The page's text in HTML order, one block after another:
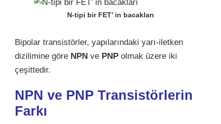
N-tipi bir FET’ in bacakları
Bipolar transistörler, yapılarındaki yarı-iletken
dizilimine göre NPN ve PNP olmak üzere iki
çeşittedir.
NPN ve PNP Transistörlerin
Farkı